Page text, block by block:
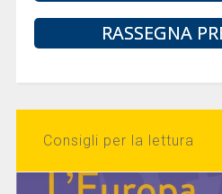
RASSEGNA
Consigli per la lettura